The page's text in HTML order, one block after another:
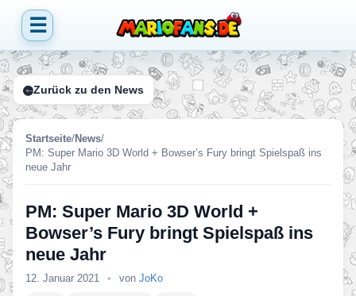
☰
Zurück zu den News
Startseite/News/
PM: Super Mario 3D World + Bowser’s Fury bringt Spielspaß ins
neue Jahr
PM: Super Mario 3D World +
Bowser’s Fury bringt Spielspaß ins
neue Jahr
12. Januar 2021 • von JoKo